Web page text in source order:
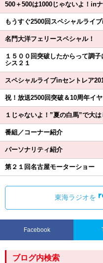
500＋500は1000じゃないよ！in
もうすぐ2500回スペシャルライ
名門大洋フェリースペシャル！
１５００回突破したからって調
シス２１
スペシャルライブinセントレア
祝！放送2500回突破＆10周年イ
１じゃないよ！”夏の白馬”で大
番組／コーナー紹介
パーソナリティ紹介
第２１回名古屋モーターショー
東海ラジオを
Facebook
ブログ内検索